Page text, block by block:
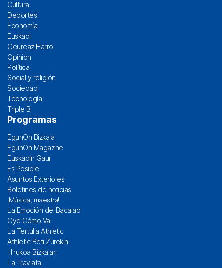
Cultura
Deportes
Economía
Euskadi
Geureaz Harro
Opinión
Política
Social y religión
Sociedad
Tecnología
Triple B
Programas
EgunOn Bizkaia
EgunOn Magazine
Euskadin Gaur
Es Posible
Asuntos Exteriores
Boletines de noticias
¡Música, maestra!
La Emoción del Bacalao
Oye Cómo Va
La Tertulia Athletic
Athletic Beti Zurekin
Hirukoa Bizkaian
La Traviata